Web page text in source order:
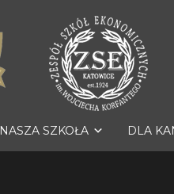
NASZA SZKOŁA DLA